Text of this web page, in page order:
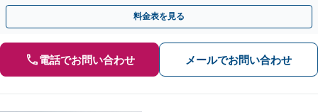
相談可(予約制)】【全国対応】
料金表を見る
電話でお問い合わせ メールでお問い合わせ